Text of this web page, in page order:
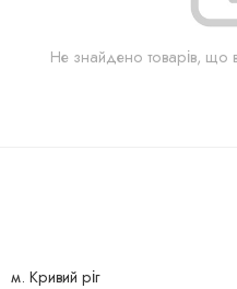
Не знайдено товарів, що
м. Кривий ріг